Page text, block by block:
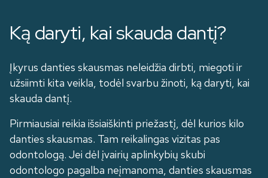
Ką daryti, kai skauda dantį?
Įkyrus danties skausmas neleidžia dirbti, miegoti ir
užsiimti kita veikla, todėl svarbu žinoti, ką daryti, kai
skauda dantį.
Pirmiausiai reikia išsiaiškinti priežastį, dėl kurios kilo
danties skausmas. Tam reikalingas vizitas pas
odontologą. Jei dėl įvairių aplinkybių skubi
odontologo pagalba neįmanoma, danties skausmas